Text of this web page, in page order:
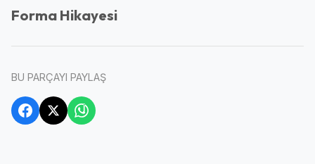
Forma Hikayesi
BU PARÇAYI PAYLAŞ